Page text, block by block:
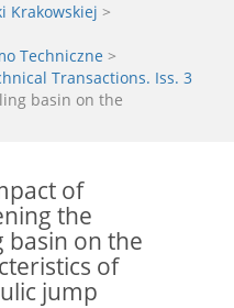
Krakowskiej >
Techniczne >
Transactions. Iss. 3
basin on the
of
the
basin on the
of
jump